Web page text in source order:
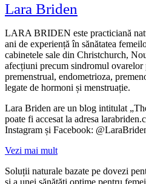
Lara Briden
LARA BRIDEN este practiciană
ani de experiență în sănătatea
cabinetele sale din Christchurch,
afecțiuni precum sindromul
premenstrual, endometrioza,
legate de hormoni și menstruație.
Lara Briden are un blog intitulat
poate fi accesat la adresa
Instagram și Facebook:
Vezi mai mult
Soluții naturale bazate pe dovezi